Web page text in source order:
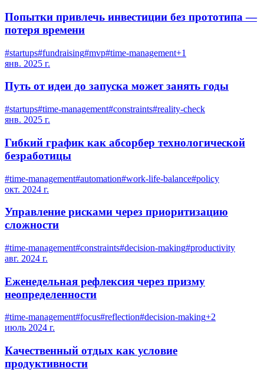
Попытки привлечь инвестиции без прототипа —
потеря времени
#startups#fundraising#mvp#time-management+1
янв. 2025 г.
Путь от идеи до запуска может занять годы
#startups#time-management#constraints#reality-check
янв. 2025 г.
Гибкий график как абсорбер технологической
безработицы
#time-management#automation#work-life-balance#policy
окт. 2024 г.
Управление рисками через приоритизацию
сложности
#time-management#constraints#decision-making#productivity
авг. 2024 г.
Еженедельная рефлексия через призму
неопределенности
#time-management#focus#reflection#decision-making+2
июль 2024 г.
Качественный отдых как условие
продуктивности